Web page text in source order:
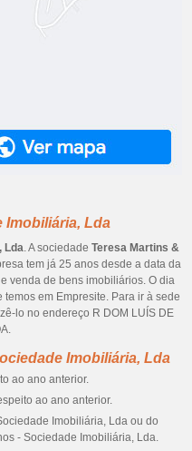
Imobiliária, Lda
Lda. A sociedade Teresa Martins &
tem já 25 anos desde a data da
venda de bens imobiliários. O dia
em Empresite. Para ir à sede
lo no endereço R DOM LUÍS DE
Imobiliária, Lda
ao ano anterior.
ao ano anterior.
Imobiliária, Lda ou do
- Sociedade Imobiliária, Lda.